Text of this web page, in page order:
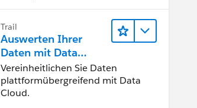
Trail
Auswerten Ihrer
Daten mit Data
Cloud
Vereinheitlichen Sie Daten
plattformübergreifend mit Data
Cloud.